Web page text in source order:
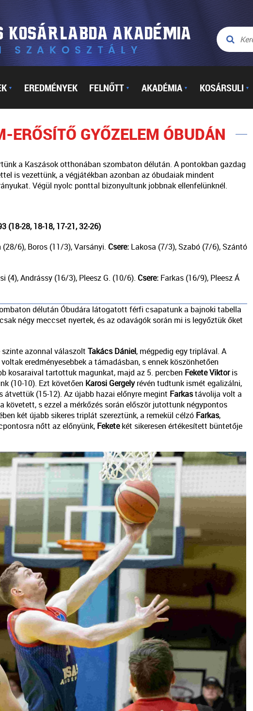
▼ EREDMÉNYEK FELNŐTT ▼ AKADÉMIA ▼ KOSÁRSULI ▼
GYŐZELEM ÓBUDÁN
a Kaszások otthonában szombaton délután. A pontokban gazdag
is vezettünk, a végjátékban azonban az óbudaiak mindent
Végül nyolc ponttal bizonyultunk jobbnak ellenfelünknél.
(18-28, 18-18, 17-21, 32-26)
6), Boros (11/3), Varsányi. Csere:Lakosa (7/3), Szabó (7/6), Szántó
(4), Andrássy (16/3), Pleesz G. (10/6). Csere: Farkas (16/9), Pleesz Á
délután Óbudára látogatott férfi csapatunk a bajnoki tabella
négy meccset nyertek, és az odavágók során mi is legyőztük őket
azonnal válaszolt Takács Dániel, mégpedig egy triplával. A
eredményesebbek a támadásban, s ennek köszönhetően
kosaraival tartottuk magunkat, majd az 5. percben Fekete Viktoris
(10-10). Ezt követően Karosi Gergelyrévén tudtunk ismét egalizálni,
átvettük (15-12). Az újabb hazai előnyre megint Farkastávolija volt a
követett, s ezzel a mérkőzés során először jutottunk négypontos
két újabb sikeres triplát szereztünk, a remekül célzó Farkas,
nőtt az előnyünk, Feketekét sikeresen értékesített büntetője